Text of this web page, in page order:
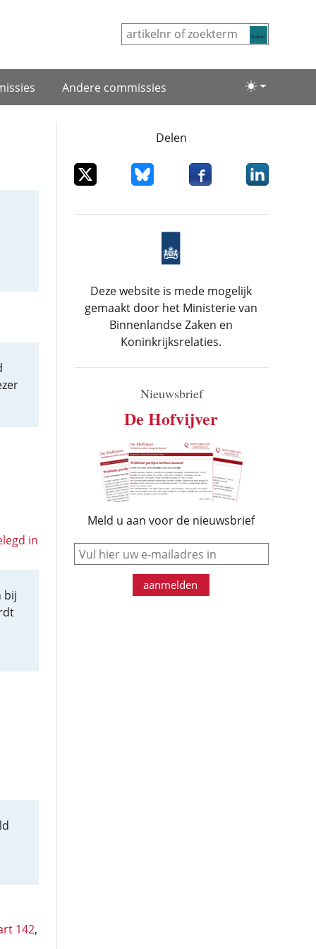
Lichte/
Andere commissies
in
bij
142,
Delen
Deel dit item op XDeel dit item op Bluesky
Deel dit item op
Deel dit
Deze website is mede mogelijk
gemaakt door het Ministerie van
Binnenlandse Zaken en
Koninkrijksrelaties.
Nieuwsbrief
De Hofvijver
Meld u aan voor de nieuwsbrief
e-mail
aanmelden